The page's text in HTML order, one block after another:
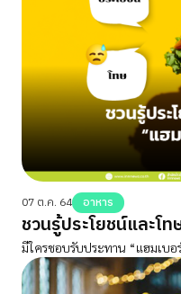
ร่วมด้วยช่วยกัน
07 ต.ค. 64 อาหาร
ชวนรู้ประโยชน์และโ
มีใครชอบรับประทาน “แฮมเบอ